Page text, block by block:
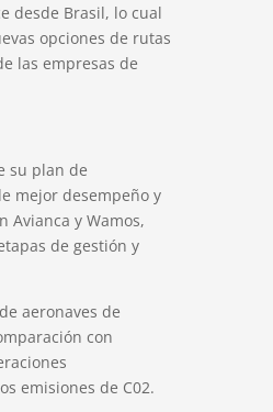
desde Brasil, lo cual
opciones de rutas
las empresas de
su plan de
mejor desempeño y
Avianca y Wamos,
de gestión y
aeronaves de
con
emisiones de C02.